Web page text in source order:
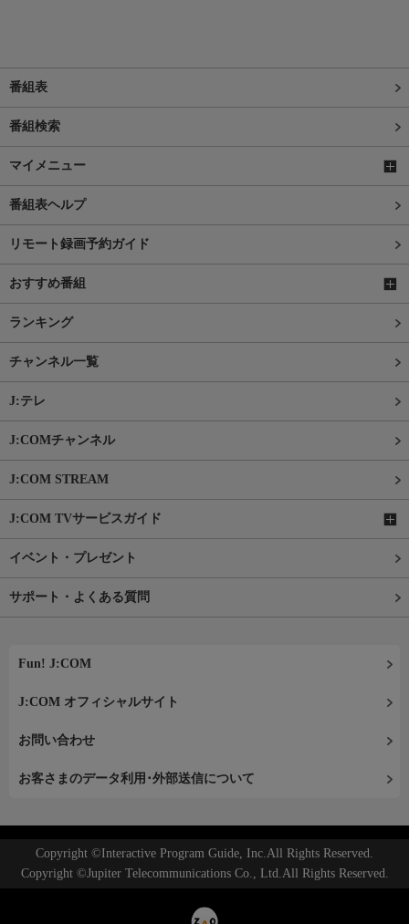
番組表
番組検索
マイメニュー
番組表ヘルプ
リモート録画予約ガイド
おすすめ番組
ランキング
チャンネル一覧
J:テレ
J:COMチャンネル
J:COM STREAM
J:COM TVサービスガイド
イベント・プレゼント
サポート・よくある質問
Fun! J:COM
J:COM オフィシャルサイト
お問い合わせ
お客さまのデータ利用･外部送信について
Copyright ©Interactive Program Guide, Inc.All Rights Reserved.
Copyright ©Jupiter Telecommunications Co., Ltd.All Rights Reserved.